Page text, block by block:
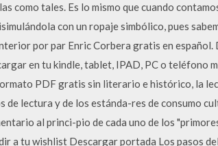
como tales. Es lo mismo que cuando
con un ropaje simbólico, pues
por par Enric Corbera gratis en
en tu kindle, tablet, IPAD, PC o teléfono
PDF gratis sin literario e histórico, la
de lectura y de los estánda-res de consumo
al princi-pio de cada uno de los
a tu wishlist Descargar portada Los pasos